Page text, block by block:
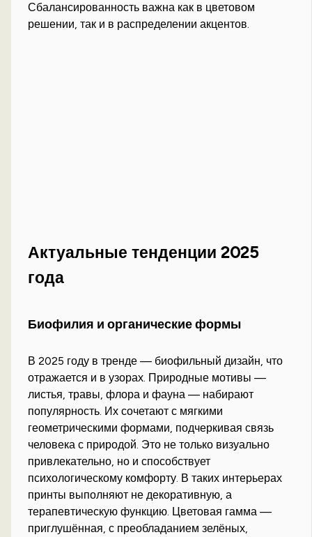
Сбалансированность важна как в цветовом
решении, так и в распределении акцентов.
Актуальные тенденции 2025
года
Биофилия и органические формы
В 2025 году в тренде — биофильный дизайн, что
отражается и в узорах. Природные мотивы —
листья, травы, флора и фауна — набирают
популярность. Их сочетают с мягкими
геометрическими формами, подчеркивая связь
человека с природой. Это не только визуально
привлекательно, но и способствует
психологическому комфорту. В таких интерьерах
принты выполняют не декоративную, а
терапевтическую функцию. Цветовая гамма —
приглушённая, с преобладанием зелёных,